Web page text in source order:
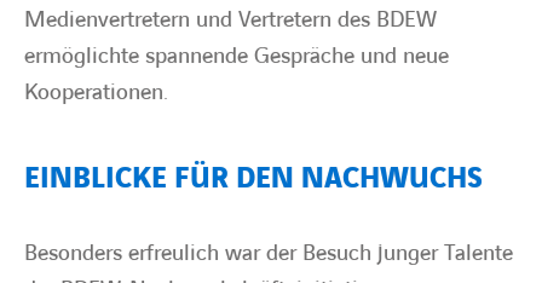
Medienvertretern und Vertretern des BDEW
ermöglichte spannende Gespräche und neue
Kooperationen.
EINBLICKE FÜR DEN NACHWUCHS
Besonders erfreulich war der Besuch junger Talente